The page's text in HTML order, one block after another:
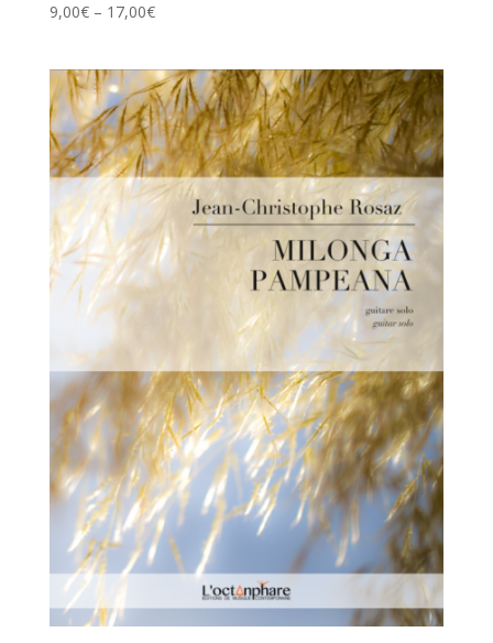
9,00€– 17,00€